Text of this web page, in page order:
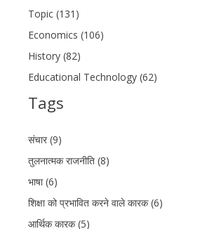
Topic (131)
Economics (106)
History (82)
Educational Technology (62)
Tags
संचार (9)
तुलनात्मक राजनीति (8)
भाषा (6)
शिक्षा को प्रभावित करने वाले कारक (6)
आर्थिक कारक (5)